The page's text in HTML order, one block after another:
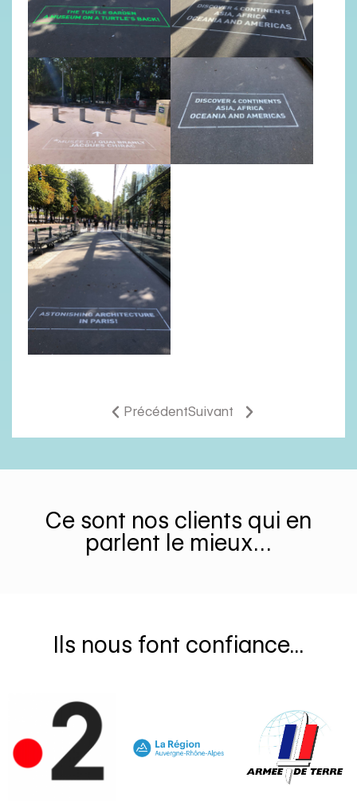
PrécédentSuivant
Ce sont nos clients qui en
parlent le mieux…
Ils nous font confiance...